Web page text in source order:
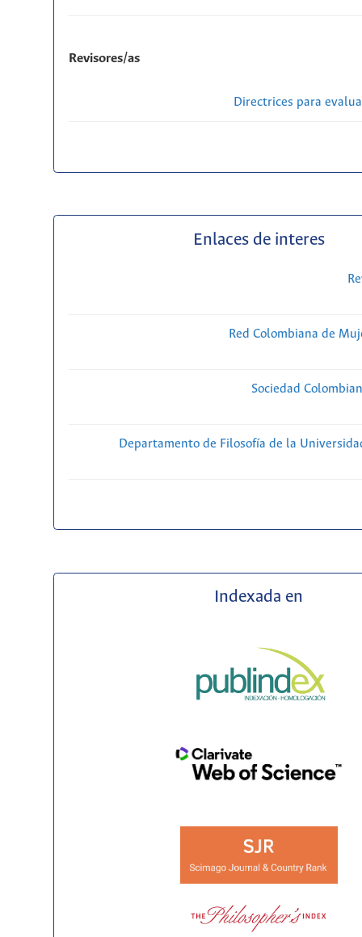
Revisores/as
Directrices para
Enlaces de interes
Red Colombiana de
Sociedad
Departamento de Filosofía de la
Indexada en